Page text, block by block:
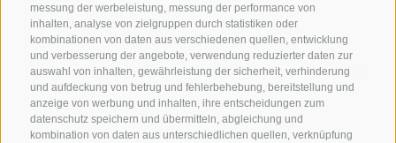
messung der werbeleistung, messung der performance von
inhalten, analyse von zielgruppen durch statistiken oder
kombinationen von daten aus verschiedenen quellen, entwicklung
und verbesserung der angebote, verwendung reduzierter daten zur
auswahl von inhalten, gewährleistung der sicherheit, verhinderung
und aufdeckung von betrug und fehlerbehebung, bereitstellung und
anzeige von werbung und inhalten, ihre entscheidungen zum
datenschutz speichern und übermitteln, abgleichung und
kombination von daten aus unterschiedlichen quellen, verknüpfung
KONTAKTIERE UNS
+39 0472 765325/+39 0472 760608/+39 0472
632372
info@sterzing-ratschings.it